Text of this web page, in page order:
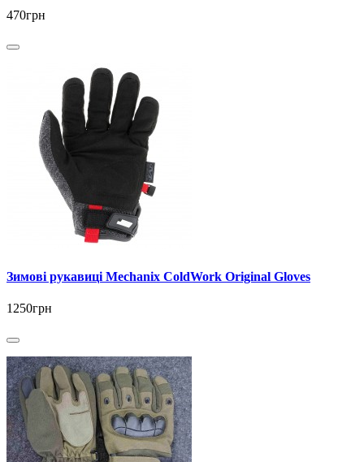
470грн
Зимові рукавиці Mechanix ColdWork Original Gloves
1250грн